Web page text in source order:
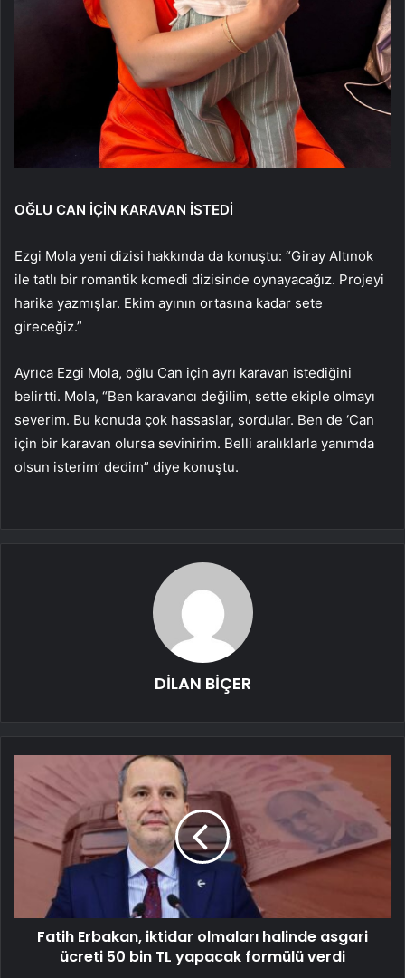
OĞLU CAN İÇİN KARAVAN İSTEDİ
Ezgi Mola yeni dizisi hakkında da konuştu: “Giray Altınok
ile tatlı bir romantik komedi dizisinde oynayacağız. Projeyi
harika yazmışlar. Ekim ayının ortasına kadar sete
gireceğiz.”
Ayrıca Ezgi Mola, oğlu Can için ayrı karavan istediğini
belirtti. Mola, “Ben karavancı değilim, sette ekiple olmayı
severim. Bu konuda çok hassaslar, sordular. Ben de ‘Can
için bir karavan olursa sevinirim. Belli aralıklarla yanımda
olsun isterim’ dedim” diye konuştu.
DİLAN BİÇER
Fatih Erbakan, iktidar olmaları halinde asgari
ücreti 50 bin TL yapacak formülü verdi